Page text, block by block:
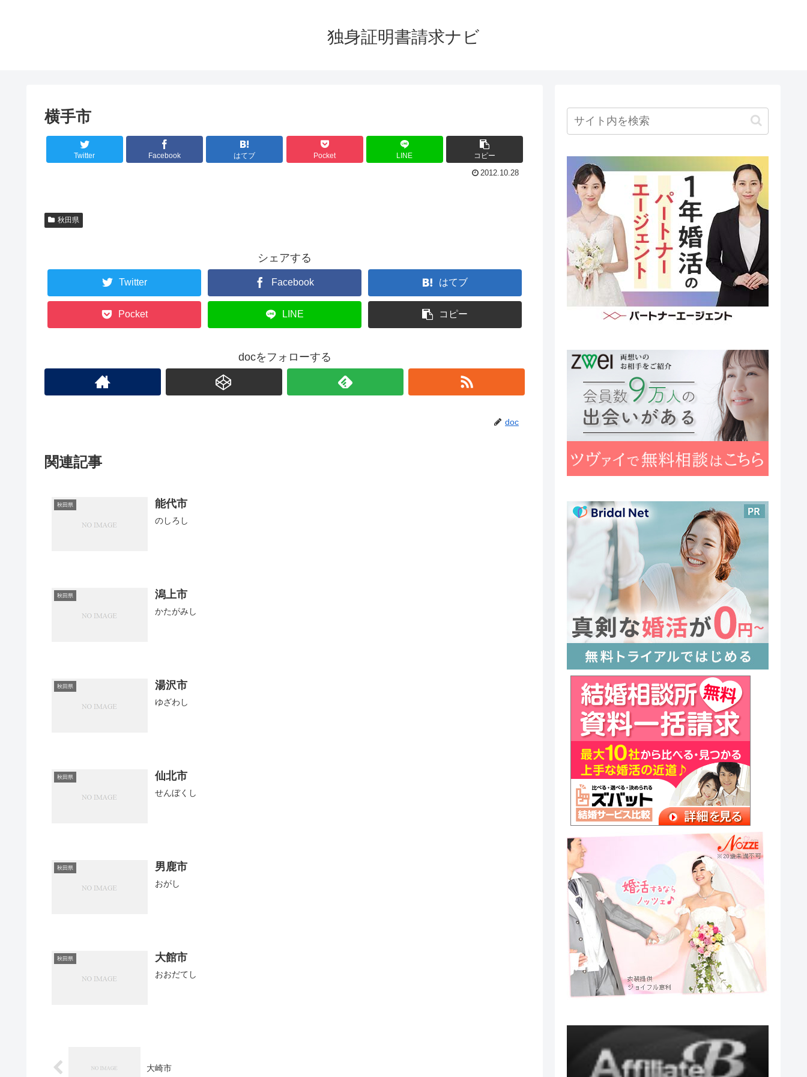
独身証明書請求ナビ
横手市
Twitter Facebook はてブ Pocket LINE コピー
2012.10.28
秋田県
シェアする
Twitter Facebook はてブ
Pocket LINE コピー
docをフォローする
doc
関連記事
秋田県 能代市
のしろし
秋田県 潟上市
かたがみし
秋田県 湯沢市
ゆざわし
秋田県 仙北市
せんぼくし
秋田県 男鹿市
おがし
秋田県 大館市
おおだてし
大崎市